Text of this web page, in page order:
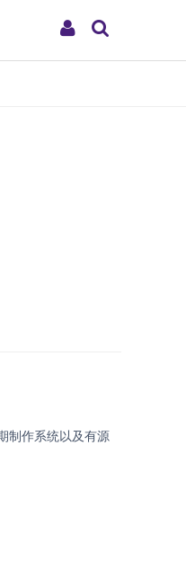
My
制作系统以及有源